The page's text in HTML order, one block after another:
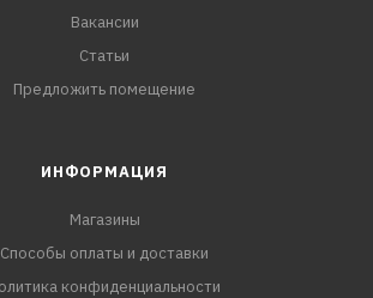
Вакансии
Статьи
Предложить помещение
ИНФОРМАЦИЯ
Магазины
Способы оплаты и доставки
конфиденциальности